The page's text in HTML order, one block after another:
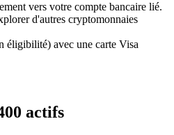
vers votre compte bancaire lié.
d'autres cryptomonnaies
éligibilité) avec une carte Visa
actifs